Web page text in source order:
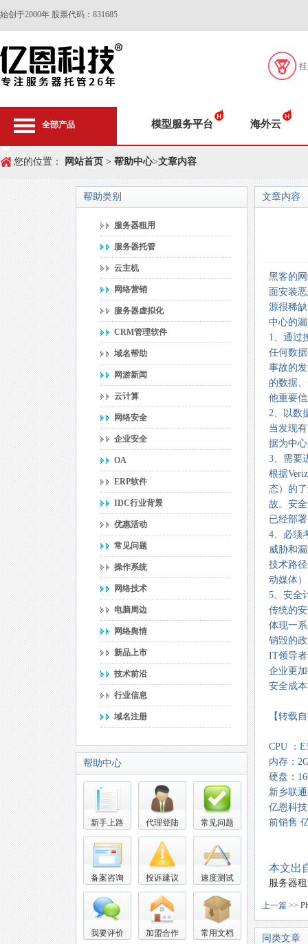
始创于2000年 股票代码：831685
全部产品 模型服务平台 海外云
您的位置： 网站首页 > 帮助中心>文章内容
帮助类别
服务器租用
服务器托管
云主机
网络营销
服务器虚拟化
CRM管理软件
域名帮助
网游新闻
云计算
网络安全
企业安全
OA
ERP软件
IDC行业背景
优惠活动
常见问题
操作系统
网络技术
电脑周边
网络舆情
新品上市
技术前沿
行业信息
域名注册
帮助中心
新手上路 代理登陆 常见问题
备案咨询 投诉建议 速度测试
我要评价 加盟合作 常用文档
文章内容
黑客的
面安装
源很稀
中心的
1、通过
任何数
事故的
的数据
他重要
2、以数
当发现
据为中
3、需要
根据
态）的
故。安
已经部
4、必须
威胁和
技术路
动媒体
5、安全
传统的
体现一
销毁的
IT领导
企业更
安全成
【转载
CPU ：
内存：
硬盘：
新乡联
亿恩科技
前销售
本文出
服务器
上一篇 >>
同类文章